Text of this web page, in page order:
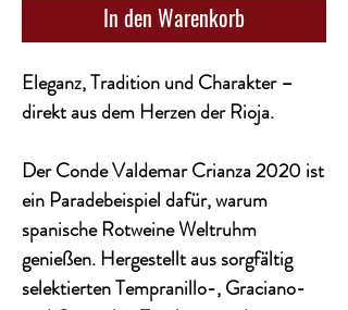
In den Warenkorb
Eleganz, Tradition und Charakter –
direkt aus dem Herzen der Rioja.
DerConde Valdemar Crianza 2020 ist
ein Paradebeispiel dafür, warum
spanische Rotweine Weltruhm
genießen. Hergestellt aus sorgfältig
selektiertenTempranillo-, Graciano-